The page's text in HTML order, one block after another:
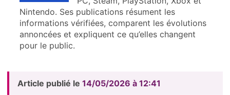
Nintendo. Ses publications résument les
informations vérifiées, comparent les évolutions
annoncées et expliquent ce qu’elles changent
pour le public.
Article publié le 14/05/2026 à 12:41